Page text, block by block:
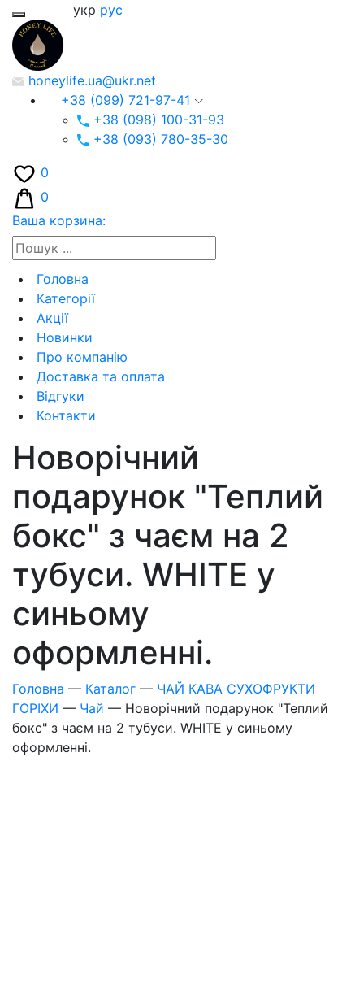
укр рус
honeylife.ua@ukr.net
+38 (099) 721-97-41
+38 (098) 100-31-93
+38 (093) 780-35-30
0
0
Ваша корзина:
Головна
Категорії
Акції
Новинки
Про компанію
Доставка та оплата
Відгуки
Контакти
Новорічний
подарунок "Теплий
бокс" з чаєм на 2
тубуси. WHITE у
синьому
оформленні.
Головна — Каталог — ЧАЙ КАВА СУХОФРУКТИ
ГОРІХИ — Чай — Новорічний подарунок "Теплий
бокс" з чаєм на 2 тубуси. WHITE у синьому
оформленні.